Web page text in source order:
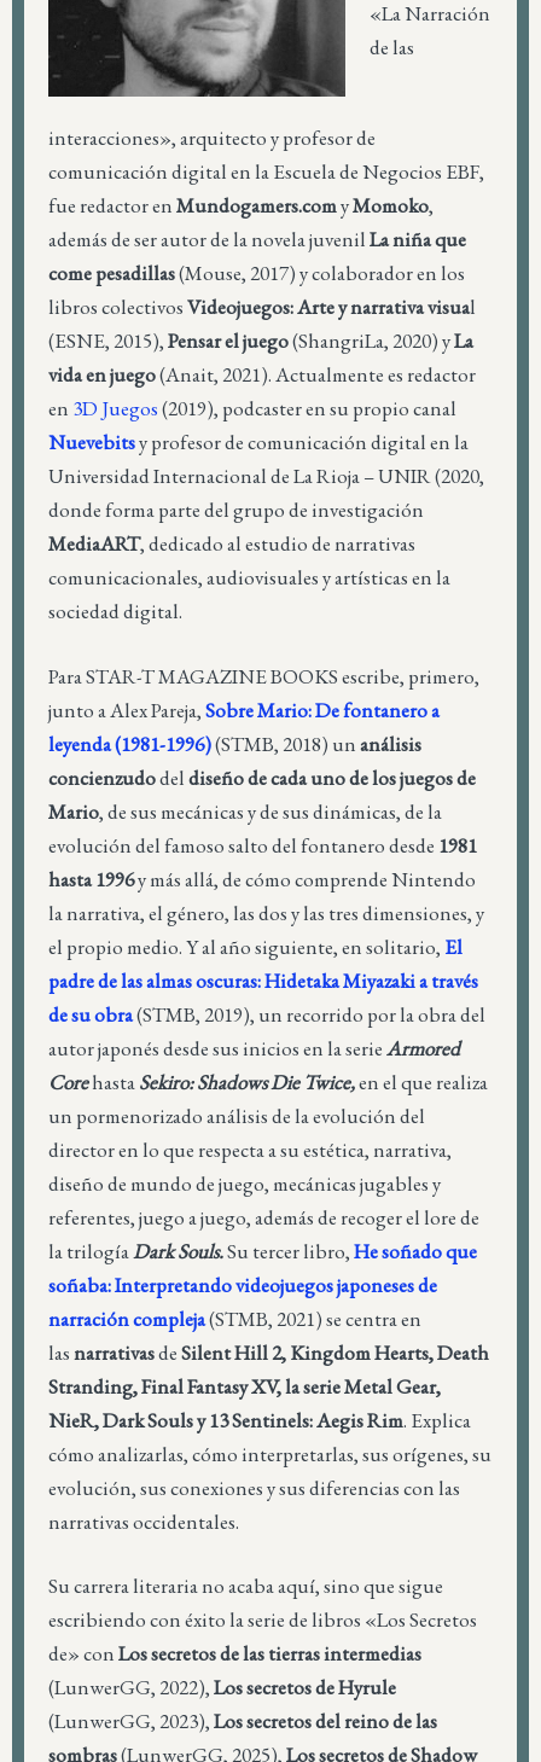
«La Narración
de las
interacciones», arquitecto y profesor de
comunicación digital en la Escuela de Negocios EBF,
fue redactor enMundogamers.comyMomoko,
además de ser autor de la novela juvenilLa niña que
come pesadillas(Mouse, 2017) y colaborador en los
libros colectivosVideojuegos: Arte y narrativa visual
(ESNE, 2015),Pensar el juego(ShangriLa, 2020) yLa
vida en juego(Anait, 2021). Actualmente es redactor
en 3D Juegos(2019), podcaster en su propio canal
Nuevebitsy profesor de comunicación digital en la
Universidad Internacional de La Rioja – UNIR (2020,
donde forma parte del grupo de investigación
MediaART, dedicado al estudio de narrativas
comunicacionales, audiovisuales y artísticas en la
sociedad digital.
Para STAR-T MAGAZINE BOOKS escribe, primero,
junto a Alex Pareja,Sobre Mario: De fontanero a
leyenda (1981-1996)(STMB, 2018) unanálisis
concienzudodeldiseño de cada uno de los juegos de
Mario, de sus mecánicas y de sus dinámicas, de la
evolución del famoso salto del fontanero desde 1981
hasta 1996y más allá, de cómo comprende Nintendo
la narrativa, el género, las dos y las tres dimensiones, y
el propio medio. Y al año siguiente, en solitario, El
padre de las almas oscuras: Hidetaka Miyazaki a través
de su obra(STMB, 2019), un recorrido por la obra del
autor japonés desde sus inicios en la serieArmored
CorehastaSekiro: Shadows Die Twice,en el que realiza
un pormenorizado análisis de la evolución del
director en lo que respecta a su estética, narrativa,
diseño de mundo de juego, mecánicas jugables y
referentes, juego a juego, además de recoger el lore de
la trilogíaDark Souls.Su tercer libro,He soñado que
soñaba: Interpretando videojuegos japoneses de
narración compleja(STMB, 2021) se centra en
lasnarrativasdeSilent Hill 2, Kingdom Hearts, Death
Stranding, Final Fantasy XV, la serie Metal Gear,
NieR, Dark Souls y 13 Sentinels: Aegis Rim. Explica
cómo analizarlas, cómo interpretarlas, sus orígenes, su
evolución, sus conexiones y sus diferencias con las
narrativas occidentales.
Su carrera literaria no acaba aquí, sino que sigue
escribiendo con éxito la serie de libros «Los Secretos
de» conLos secretos de las tierras intermedias
(LunwerGG, 2022),Los secretos de Hyrule
(LunwerGG, 2023),Los secretos del reino de las
sombras(LunwerGG, 2025),Los secretos de Shadow